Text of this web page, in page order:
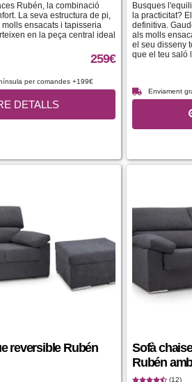
Rubén, la combinació
La seva estructura de pi,
ensacats i tapisseria
en la peça central ideal
259€
per comandes +199€
DETALLS
Busques
la practicitat?
definitiva.
als molls
el seu disseny
que el teu saló
Enviament
reversible Rubén
Sofà
Rubén
(12)